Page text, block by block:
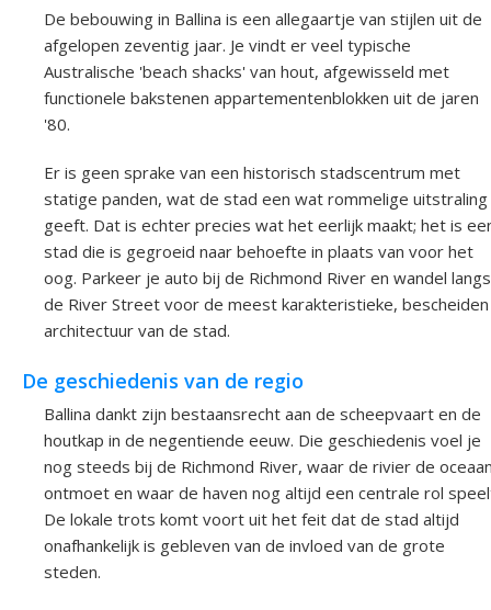
De bebouwing in Ballina is een allegaartje van stijlen uit de
afgelopen zeventig jaar. Je vindt er veel typische
Australische 'beach shacks' van hout, afgewisseld met
functionele bakstenen appartementenblokken uit de jaren
'80.
Er is geen sprake van een historisch stadscentrum met
statige panden, wat de stad een wat rommelige uitstraling
geeft. Dat is echter precies wat het eerlijk maakt; het is
stad die is gegroeid naar behoefte in plaats van voor het
oog. Parkeer je auto bij de Richmond River en wandel langs
de River Street voor de meest karakteristieke, bescheiden
architectuur van de stad.
De geschiedenis van de regio
Ballina dankt zijn bestaansrecht aan de scheepvaart en de
houtkap in de negentiende eeuw. Die geschiedenis voel je
nog steeds bij de Richmond River, waar de rivier de
ontmoet en waar de haven nog altijd een centrale rol
De lokale trots komt voort uit het feit dat de stad altijd
onafhankelijk is gebleven van de invloed van de grote
steden.